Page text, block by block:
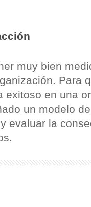
muy bien
Para
exitoso en una
un modelo
evaluar la